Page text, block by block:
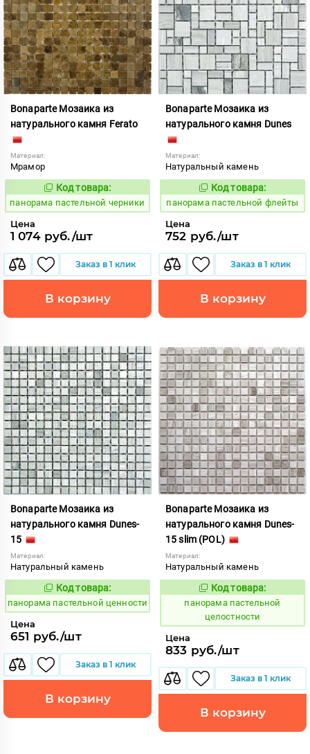
Bonaparte Мозаика из
натурального камня Ferato
Материал:
Мрамор
539994
Код товара:
панорама пастельной черники
Цена
1 074 руб./шт
Заказ в 1 клик
В корзину
Bonaparte Мозаика из
натурального камня Dunes
Материал:
Натуральный камень
539991
Код товара:
панорама пастельной флейты
Цена
752 руб./шт
Заказ в 1 клик
В корзину
Bonaparte Мозаика из
натурального камня Dunes-
15
Материал:
Натуральный камень
539992
Код товара:
панорама пастельной ценности
Цена
651 руб./шт
Заказ в 1 клик
В корзину
Bonaparte Мозаика из
натурального камня Dunes-
15 slim (POL)
Материал:
Натуральный камень
539993
Код товара:
панорама пастельной
целостности
Цена
833 руб./шт
Заказ в 1 клик
В корзину